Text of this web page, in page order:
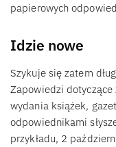
papierowych
Idzie nowe
Szykuje się zatem
Zapowiedzi dotyczące
wydania książek,
odpowiednikami
przykładu, 2